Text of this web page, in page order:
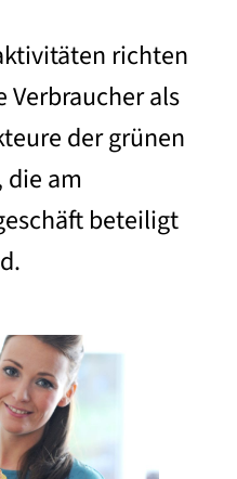
richten
Verbraucher als
der grünen
die am
beteiligt